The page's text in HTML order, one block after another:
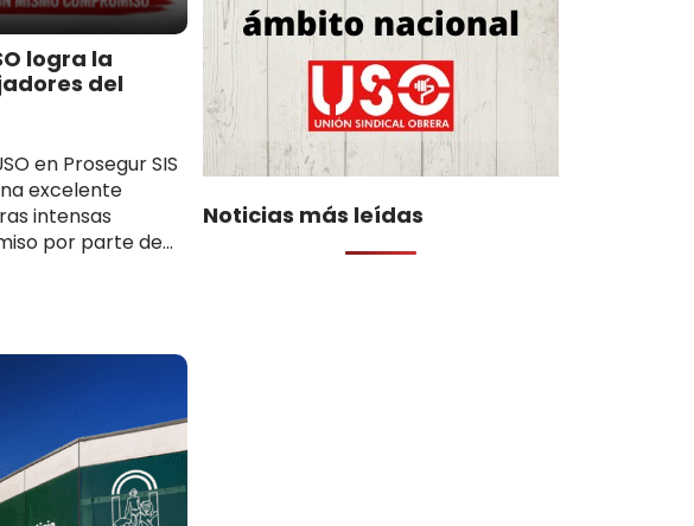
logra la
del
en Prosegur SIS
excelente
intensas
por parte de...
Noticias más leídas